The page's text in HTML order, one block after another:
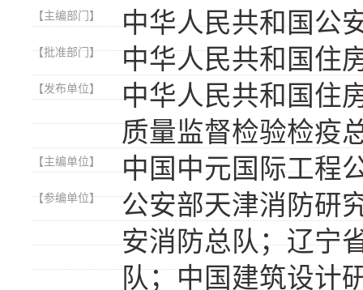
【主编部门】 中华人民共和国公
【批准部门】 中华人民共和国住
【发布单位】
中华人民共和国住
质量监督检验检疫
【主编单位】 中国中元国际工程
【参编单位】
公安部天津消防研
安消防总队；辽宁
队；中国建筑设计